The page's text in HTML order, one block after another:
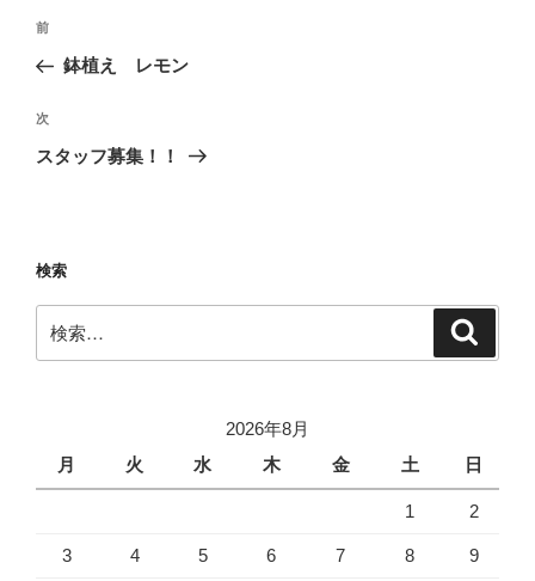
投
ナ
ビ
ゲ
ン
前
の
稿
前
鉢植え レモン
次
の
次
スタッフ募集！！
検索
索:
2026年8月
月
火 水 木 金 土 日
1 2
3 4 5 6 7 8 9